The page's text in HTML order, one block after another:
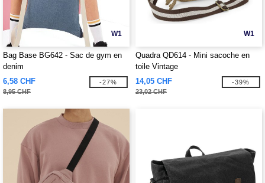
W1
Bag Base BG642 - Sac de gym en
denim
6,58 CHF
8,95 CHF
-27%
W1
Quadra QD614 - Mini sacoche en
toile Vintage
14,05 CHF
23,02 CHF
-39%